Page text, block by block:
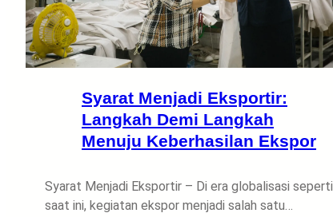
Syarat Menjadi Eksportir:
Langkah Demi Langkah
Menuju Keberhasilan Ekspor
Syarat Menjadi Eksportir – Di era globalisasi seperti
saat ini, kegiatan ekspor menjadi salah satu…